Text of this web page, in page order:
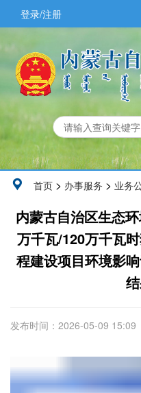
登录/注册
首页 > 办事服务 > 业务
内蒙古自治区生态
万千瓦/120万千瓦
程建设项目环境影
发布时间：2026-05-09 15:09